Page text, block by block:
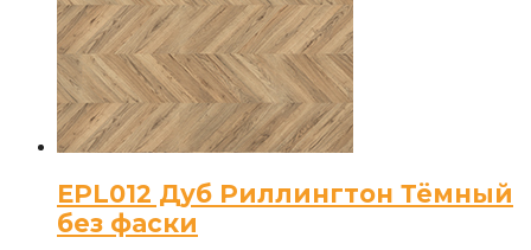
EPL012 Дуб Риллингтон Тёмный
без фаски